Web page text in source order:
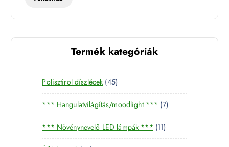
Termék kategóriák
Polisztirol díszlécek 454
5
t
e
r
m
*** Hangulatvilágítás/moodlight *** 77
t
r
*** Növénynevelő LED lámpák *** 111
1